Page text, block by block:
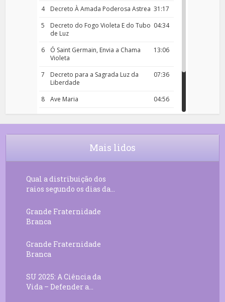
4
31:17
Decreto À Amada Poderosa Astrea
5
04:34
Decreto do Fogo Violeta E do Tubo
de Luz
6
13:06
Ó Saint Germain, Envia a Chama
Violeta
7
07:36
Decreto para a Sagrada Luz da
Liberdade
8
04:56
Ave Maria
9
18:00
Rosário da Criança
10
04:43
Decreto 50.03 – Diante da Vossa
Mais lidos
Qual a distribuição dos
raios segundo os dias da...
Grande Fraternidade
Branca
Grande Fraternidade
Branca
SU 2025: A Ciência da
Vida – Defender a...